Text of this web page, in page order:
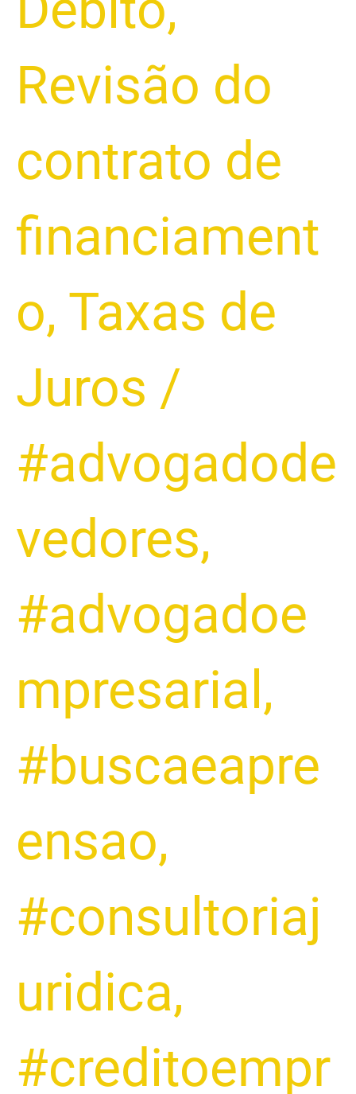
Revisão do
contrato de
financiament
o, Taxas de
Juros /
#advogadode
vedores,
#advogadoe
mpresarial ,
#buscaeapre
ensao,
#consultoriaj
uridica,
#creditoempr